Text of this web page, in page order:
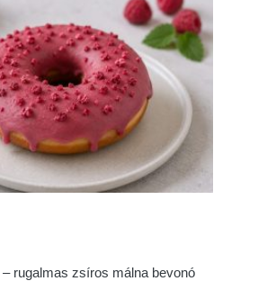
rugalmas zsíros málna bevonó